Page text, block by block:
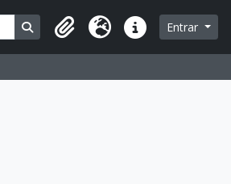
Busque na página de navegação
Área de Transferência
Idioma Atalhos Entrar